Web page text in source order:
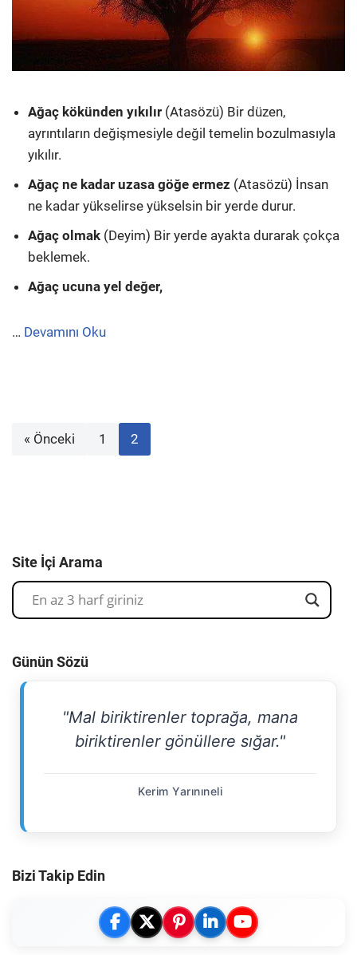
Ağaç kökünden yıkılır (Atasözü) Bir düzen,
ayrıntıların değişmesiyle değil temelin bozulmasıyla
yıkılır.
Ağaç ne kadar uzasa göğe ermez (Atasözü) İnsan
ne kadar yükselirse yükselsin bir yerde durur.
Ağaç olmak (Deyim) Bir yerde ayakta durarak çokça
beklemek.
Ağaç ucuna yel değer,
… Devamını Oku
« Önceki 1 2
Site İçi Arama
Günün Sözü
"Mal biriktirenler toprağa, mana
biriktirenler gönüllere sığar."
Kerim Yarınıneli
Bizi Takip Edin